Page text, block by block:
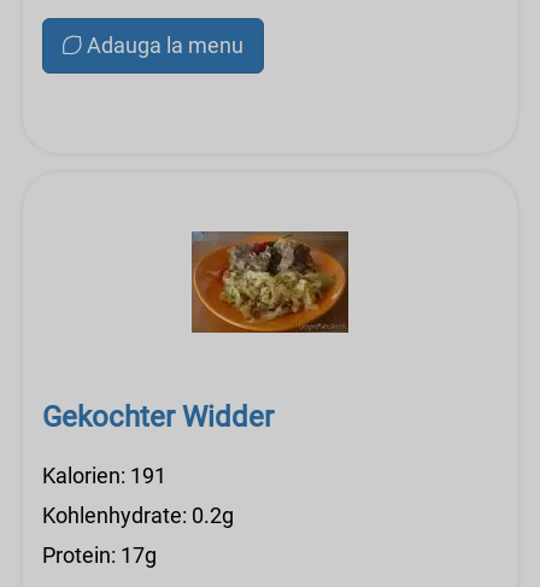
Adauga la menu
Gekochter Widder
Kalorien: 191
Kohlenhydrate: 0.2g
Protein: 17g